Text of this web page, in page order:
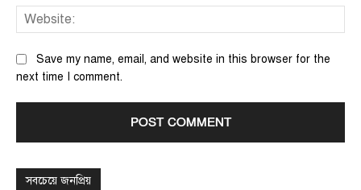
Save my name, email, and website in this browser for the
next time I comment.
সবচেয়ে জনপ্রিয়